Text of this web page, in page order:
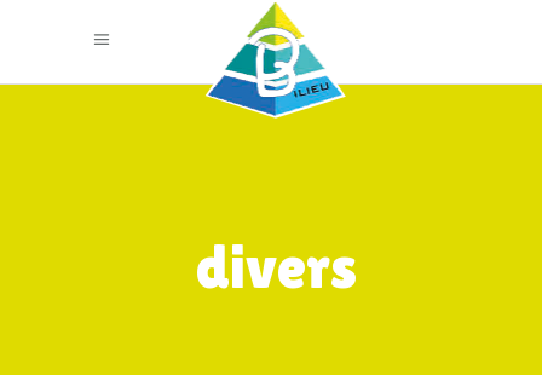
divers